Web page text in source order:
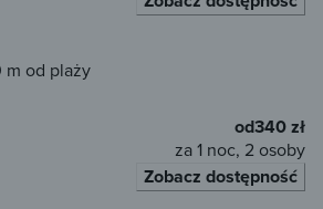
m od plaży
od340 zł
za 1 noc, 2 osoby
Zobacz dostępność